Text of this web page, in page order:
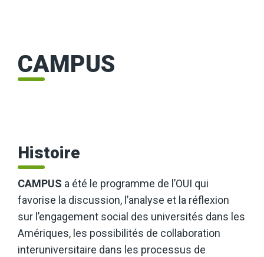
CAMPUS
Histoire
CAMPUS a été le programme de l’OUI qui
favorise la discussion, l’analyse et la réflexion
sur l’engagement social des universités dans les
Amériques, les possibilités de collaboration
interuniversitaire dans les processus de